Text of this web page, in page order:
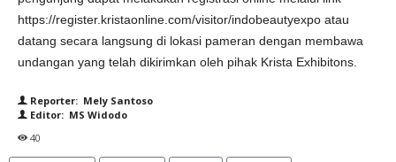
https://register.kristaonline.com/visitor/indobeautyexpo atau
datang secara langsung di lokasi pameran dengan membawa
undangan yang telah dikirimkan oleh pihak Krista Exhibitons.
Reporter: Mely Santoso
Editor: MS Widodo
40